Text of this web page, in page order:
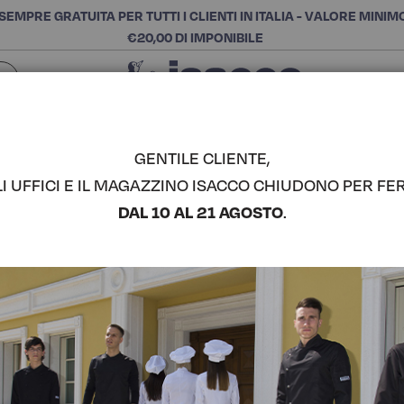
GRATUITA PER TUTTI I CLIENTI IN ITALIA - VALORE
€20,00 DI IMPONIBILE
ISACCO
Codice articolo:
Colore: Bianco
COMPLETA IL LOOK
GENTILE CLIENTE,
UFFICI E IL MAGAZZINO ISACCO CHIUDONO PER
DAL 10 AL 21 AGOSTO.